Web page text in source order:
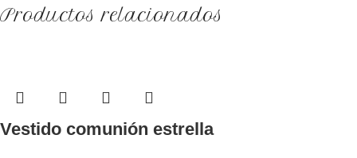
Productos relacionados
Vestido comunión estrella